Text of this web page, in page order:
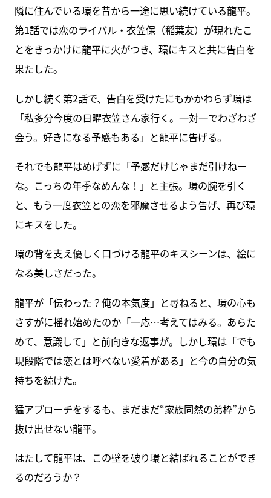
隣に住んでいる環を昔から一途に思い続けている龍平。
第1話では恋のライバル・衣笠保（稲葉友）が現れたこ
とをきっかけに龍平に火がつき、環にキスと共に告白を
果たした。
しかし続く第2話で、告白を受けたにもかかわらず環は
「私多分今度の日曜衣笠さん家行く。一対一でわざわざ
会う。好きになる予感もある」と龍平に告げる。
それでも龍平はめげずに「予感だけじゃまだ引けねー
な。こっちの年季なめんな！」と主張。環の腕を引く
と、もう一度衣笠との恋を邪魔させるよう告げ、再び環
にキスをした。
環の背を支え優しく口づける龍平のキスシーンは、絵に
なる美しさだった。
龍平が「伝わった？俺の本気度」と尋ねると、環の心も
さすがに揺れ始めたのか「一応…考えてはみる。あらた
めて、意識して」と前向きな返事が。しかし環は「でも
現段階では恋とは呼べない愛着がある」と今の自分の気
持ちを続けた。
猛アプローチをするも、まだまだ“家族同然の弟枠”から
抜け出せない龍平。
はたして龍平は、この壁を破り環と結ばれることができ
るのだろうか？